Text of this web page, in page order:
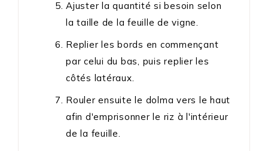
Ajuster la quantité si besoin selon
la taille de la feuille de vigne.
Replier les bords en commençant
par celui du bas, puis replier les
côtés latéraux.
Rouler ensuite le dolma vers le haut
afin d'emprisonner le riz à l'intérieur
de la feuille.